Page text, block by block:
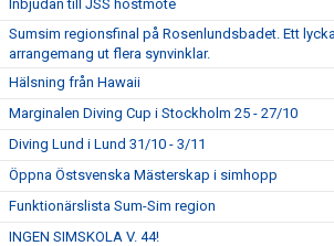
Inbjudan till JSS höstmöte
Sumsim regionsfinal på Rosenlundsbadet. Ett
arrangemang ut flera synvinklar.
Hälsning från Hawaii
Marginalen Diving Cup i Stockholm 25 - 27/10
Diving Lund i Lund 31/10 - 3/11
Öppna Östsvenska Mästerskap i simhopp
Funktionärslista Sum-Sim region
INGEN SIMSKOLA V. 44!